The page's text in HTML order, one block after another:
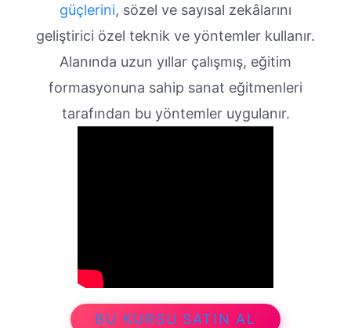
güçlerini, sözel ve sayısal zekâlarını
geliştirici özel teknik ve yöntemler kullanır.
Alanında uzun yıllar çalışmış, eğitim
formasyonuna sahip sanat eğitmenleri
tarafından bu yöntemler uygulanır.
BU KURSU SATIN AL